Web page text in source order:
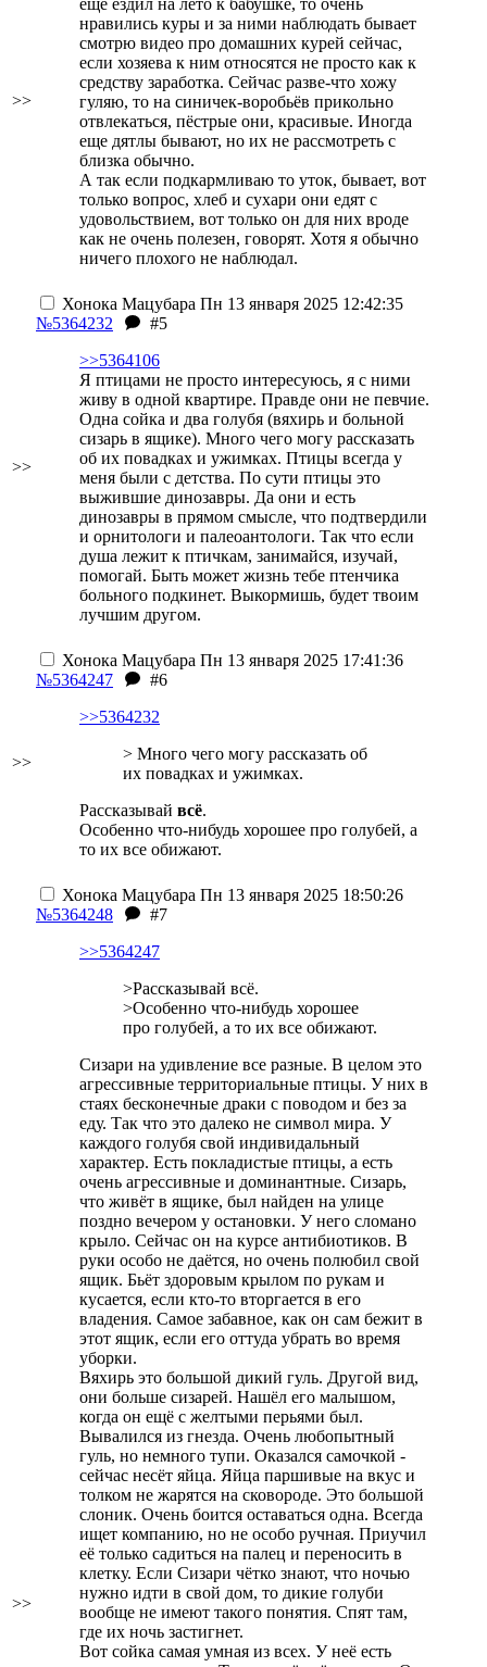
>>
еще ездил на лето к бабушке, то очень
нравились куры и за ними наблюдать бывает
смотрю видео про домашних курей сейчас,
если хозяева к ним относятся не просто как к
средству заработка. Сейчас разве-что хожу
гуляю, то на синичек-воробьёв прикольно
отвлекаться, пёстрые они, красивые. Иногда
еще дятлы бывают, но их не рассмотреть с
близка обычно.
А так если подкармливаю то уток, бывает, вот
только вопрос, хлеб и сухари они едят с
удовольствием, вот только он для них вроде
как не очень полезен, говорят. Хотя я обычно
ничего плохого не наблюдал.
>>
Хонока Мацубара Пн 13 января 2025 12:42:35
№5364232
#5
>>5364106
Я птицами не просто интересуюсь, я с ними
живу в одной квартире. Правде они не певчие.
Одна сойка и два голубя (вяхирь и больной
сизарь в ящике). Много чего могу рассказать
об их повадках и ужимках. Птицы всегда у
меня были с детства. По сути птицы это
выжившие динозавры. Да они и есть
динозавры в прямом смысле, что подтвердили
и орнитологи и палеоантологи. Так что если
душа лежит к птичкам, занимайся, изучай,
помогай. Быть может жизнь тебе птенчика
больного подкинет. Выкормишь, будет твоим
лучшим другом.
>>
Хонока Мацубара Пн 13 января 2025 17:41:36
№5364247
#6
>>5364232
> Много чего могу рассказать об
их повадках и ужимках.
Рассказывай всё.
Особенно что-нибудь хорошее про голубей, а
то их все обижают.
>>
Хонока Мацубара Пн 13 января 2025 18:50:26
№5364248
#7
>>5364247
>Рассказывай всё.
>Особенно что-нибудь хорошее
про голубей, а то их все обижают.
Сизари на удивление все разные. В целом это
агрессивные территориальные птицы. У них в
стаях бесконечные драки с поводом и без за
еду. Так что это далеко не символ мира. У
каждого голубя свой индивидальный
характер. Есть покладистые птицы, а есть
очень агрессивные и доминантные. Сизарь,
что живёт в ящике, был найден на улице
поздно вечером у остановки. У него сломано
крыло. Сейчас он на курсе антибиотиков. В
руки особо не даётся, но очень полюбил свой
ящик. Бьёт здоровым крылом по рукам и
кусается, если кто-то вторгается в его
владения. Самое забавное, как он сам бежит в
этот ящик, если его оттуда убрать во время
уборки.
Вяхирь это большой дикий гуль. Другой вид,
они больше сизарей. Нашёл его малышом,
когда он ещё с желтыми перьями был.
Вывалился из гнезда. Очень любопытный
гуль, но немного тупи. Оказался самочкой -
сейчас несёт яйца. Яйца паршивые на вкус и
толком не жарятся на сковороде. Это большой
слоник. Очень боится оставаться одна. Всегда
ищет компанию, но не особо ручная. Приучил
её только садиться на палец и переносить в
клетку. Если Сизари чётко знают, что ночью
нужно идти в свой дом, то дикие голуби
вообще не имеют такого понятия. Спят там,
где их ночь застигнет.
Вот сойка самая умная из всех. У неё есть